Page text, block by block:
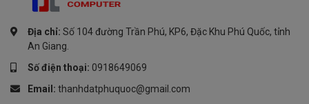
Địa chỉ: Số 104 đường Trần Phú, KP6, Đặc Khu Phú Quốc, tỉnh
An Giang.
Số điện thoại: 0918649069
Email: thanhdatphuquoc@gmail.com